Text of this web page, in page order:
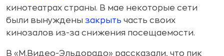
кинотеатрах страны. В мае некоторые сети
были вынуждены закрыть часть своих
кинозалов из-за снижения посещаемости.
В «М.Видео-Эльдорадо» рассказали, что пик